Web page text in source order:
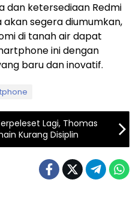
dan ketersediaan Redmi
akan segera diumumkan,
di tanah air dapat
ini dengan
baru dan inovatif.
Lagi, Thomas
Kurang Disiplin